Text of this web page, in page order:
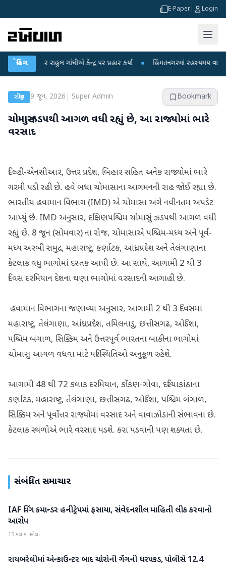
E-Paper Login
બ્રેકિંગ
પર રાહુલ ગાંધીએ કેન્દ્ર પર પ્રહાર કર્યા ● હિંમતનગરમાં રહસ્યમય વાયરસ કે
રાષ્ટ્રીય 9 જૂન, 2026 Super Admin Bookmark
ચોમાસુ ઝડપથી આગળ વધી રહ્યું છે, આ રાજ્યોમાં ભારે
વરસાદ
દિલ્હી-એનસીઆર, ઉત્તર પ્રદેશ, બિહાર સહિત અનેક રાજ્યોમાં ભારે
ગરમી પડી રહી છે. હવે બધા ચોમાસાના આગમનની રાહ જોઈ રહ્યા છે.
ભારતીય હવામાન વિભાગ (IMD) એ ચોમાસા અંગે નવીનતમ અપડેટ
આપ્યું છે. IMD અનુસાર, દક્ષિણપશ્ચિમ ચોમાસું ઝડપથી આગળ વધી
રહ્યું છે. 8 જૂન (સોમવાર) ના રોજ, ચોમાસાએ પશ્ચિમ-મધ્ય અને પૂર્વ-
મધ્ય અરબી સમુદ્ર, મહારાષ્ટ્ર, કર્ણાટક, આંધ્રપ્રદેશ અને તેલંગાણાના
કેટલાક વધુ ભાગોમાં દસ્તક આપી છે. આ સાથે, આગામી 2 થી 3
દિવસ દરમિયાન દેશના ઘણા ભાગોમાં વરસાદની આગાહી છે.
હવામાન વિભાગના જણાવ્યા અનુસાર, આગામી 2 થી 3 દિવસમાં
મહારાષ્ટ્ર, તેલંગાણા, આંધ્રપ્રદેશ, તમિલનાડુ, છત્તીસગઢ, ઓડિશા,
પશ્ચિમ બંગાળ, સિક્કિમ અને ઉત્તરપૂર્વ ભારતના બાકીના ભાગોમાં
ચોમાસુ આગળ વધવા માટે પરિસ્થિતિઓ અનુકૂળ રહેશે.
આગામી 48 થી 72 કલાક દરમિયાન, કોંકણ-ગોવા, દરિયાકાંઠાના
કર્ણાટક, મહારાષ્ટ્ર, તેલંગાણા, છત્તીસગઢ, ઓડિશા, પશ્ચિમ બંગાળ,
સિક્કિમ અને પૂર્વોત્તર રાજ્યોમાં વરસાદ અને વાવાઝોડાની સંભાવના છે.
કેટલાક સ્થળોએ ભારે વરસાદ પડશે. કરા પડવાની પણ શક્યતા છે.
સંબંધિત સમાચાર
રાષ્ટ્રીય
IAF વિંગ કમાન્ડર હનીટ્રેપમાં ફસાયા, સંવેદનશીલ માહિતી લીક કરવાનો
આરોપ
15 કલાક પહેલા
રાષ્ટ્રીય
રાયબરેલીમાં એન્કાઉન્ટર બાદ ચોરોની ગેંગની ધરપકડ, પોલીસે 12.4